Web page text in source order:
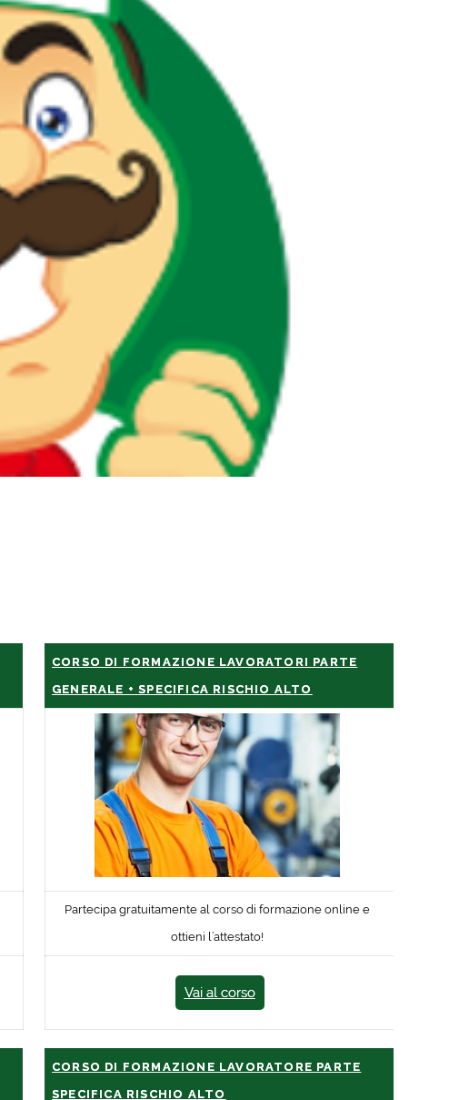
CORSO DI FORMAZIONE LAVORATORI PARTE
GENERALE + SPECIFICA RISCHIO ALTO
Partecipa gratuitamente al corso di formazione online e
ottieni l’attestato!
Vai al corso
CORSO DI FORMAZIONE LAVORATORE PARTE
SPECIFICA RISCHIO ALTO